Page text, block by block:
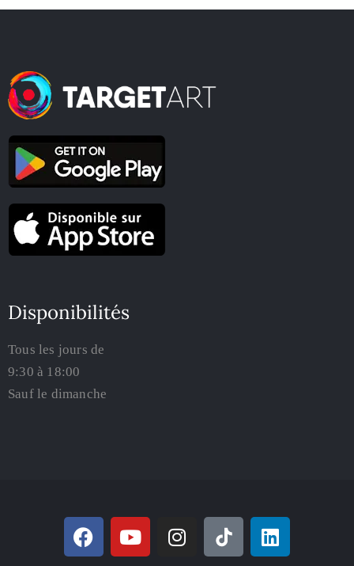
Disponibilités
Tous les jours de
9:30 à 18:00
Sauf le dimanche